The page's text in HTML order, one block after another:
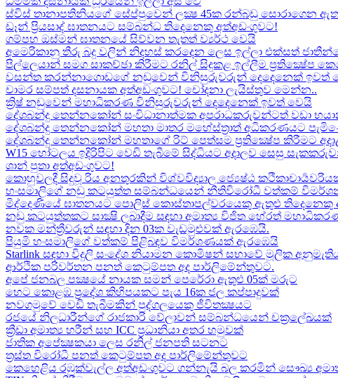
ස්විස් තානාපතිනියගේ සේප්පුවෙන් ලක්‍ෂ 45ක රන්බඩු සොරාගෙන
ඩෑන් ප්‍රියසාද් ඝාතනයට සම්බන්ධ තිදෙනෙකු අත්අඩංගුවට​!
ගම්පහ ඔස්මන් ඝාතනයේ සිව්වන තැතත් ව්‍යර්ථ වෙයි
අමෙරිකානු තීරු බදු වලින් නිදහස් කරදෙන ලෙස ඉල්ලා එක්සත්
පිල්ලෙයාන් සමග සාකච්ඡා කිරීමට රනිල් සිදුකළ ඉල්ලීම ප්‍රතික්‍ෂේප
වසන්ත කරන්නාගොඩගේ නඩුවෙන් විනිසුරුවරුන් දෙදෙනෙක් ඉවත්
චාමර සම්පත් දසනායක අත්අඩංගුවට​! චෝදනා ලැයිස්තුව මෙන්න​..
ක්‍රිෂ් නඩුවෙන් මහාධිකරණ විනිසුරුවරුන් දෙදෙනෙක් ඉවත් වෙයි
දේශබන්දු තෙන්නකෝන් සංවිධානාත්මක අපරාධකරුවන්ටත් වඩා
දේශබන්දු තෙන්නකෝන් මහතා මාතර මහේස්ත්‍රාත් අධිකරණයට
දේශබන්දු තෙන්නකෝන් මහතාගේ රිට් පෙත්සම ප්‍රතික්‍ෂේප කිරීමට
W15 හෝටලය ඉදිරිපිට වෙඩි තැබීමේ සිද්ධියට අදාලව​ සෙසු
ශාන් පුතා අත්අඩංගුවට!
කොහුවලදී සිදුවූ රිය අනතුරකින් විශ්වවිද්‍යාල ජ්‍යෙෂ්ඨ
හංසමාලිගේ නඩු කටයුත්ත සම්බන්ධයෙන් නීතිවිරෝධී වත්කම් විමර්ශන
මිද්දෙණියේ ඝාතනයට පොලිස් කොස්තාපල්වරයෙකු ඇතුළු තිදෙනෙකු
නඩු කටයුත්තකට සාක්‍ෂි ලබාදීම සඳහා අමාත්‍ය විජිත හේරත්
නවක මන්ත්‍රීවරුන් සඳහා දින 03ක වැඩමුළුවක් ඇරඹෙයි.
පියුමි හංසමාලිගේ වත්කම් පිළිබඳව විමර්ශණයක් ඇරඹෙයි
Starlink සඳහා විදුලි සංදේශ නියාමන කොමිෂන් සභාවේ මූලික
ආර්ථික පරිවර්තන පනත් කෙටුම්පත අද පාර්ලිමේන්තුවට.
අපේ ජනබල පක්‍ෂයේ නායක සමන් පෙරේරා ඇතුළු 05ක් මරුට​
හෙට කොළඹ ප්‍රදේශ කිහිපයකට පැය 16ක ජල කප්පාදුවක්
නවගමුවේ වෙඩි තැබීමකින් පුද්ගලයෙකු ජීවිතක්‍ෂයට​
රජයේ නිලධාරීන්ගේ රාජකාරි වේලාවන් සම්බන්ධයෙන් චක්‍රලේඛයක්
ක්‍රීඩා අමාත්‍ය හරීන් සහ​ ICC ප්‍රධානියා අතර හමුවක්
ජාතික අපේක්‍ෂකයා ලෙස රනිල් ජනපති සටනට​
ත්‍රස්ත විරෝධී පනත් කෙටුම්පත අද පාර්ලිමේන්තුවට​
කෙහෙළිය රඹුක්වැල්ල අත්අඩංගුවට ගන්නැයි බල කරමින් සෞඛ්‍ය